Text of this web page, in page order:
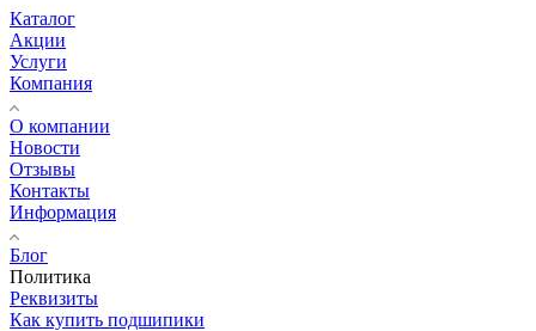
Каталог
Акции
Услуги
Компания
О компании
Новости
Отзывы
Контакты
Информация
Блог
Политика
Реквизиты
Как купить подшипики